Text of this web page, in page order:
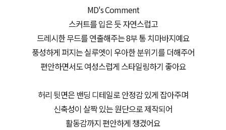
MD's Comment
스커트를 입은 듯 자연스럽고
드레시한 무드를 연출해주는 8부 통 치마바지예요
풍성하게 퍼지는 실루엣이 우아한 분위기를 더해주어
편안하면서도 여성스럽게 스타일링하기 좋아요
허리 뒷면은 밴딩 디테일로 안정감 있게 잡아주며
신축성이 살짝 있는 원단으로 제작되어
활동감까지 편안하게 챙겼어요